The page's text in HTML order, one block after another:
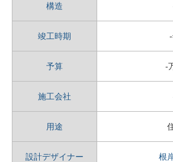
構造
竣工時期
予算 -
施工会社
用途
設計デザイナー 根